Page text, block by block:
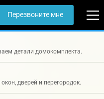
Перезвоните мне
детали домокомплекта.
дверей и перегородок.